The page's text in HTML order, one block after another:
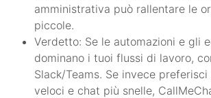
amministrativa può rallentare le
piccole.
Verdetto: Se le automazioni e gli
dominano i tuoi flussi di lavoro,
Slack/Teams. Se invece
veloci e chat più snelle,